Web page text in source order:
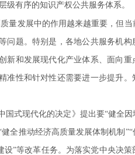
级有序的知识产权公共服务体系。
量发展中的作用越来越重要，但当
问题。特别是，各地公共服务机构
新和发展现代化产业体系、面向重
准性和针对性还需要进一步提升。
国式现代化的决定》提出要“健全
全推动经济高质量发展体制机制
”等改革任务。为落实党中央决策